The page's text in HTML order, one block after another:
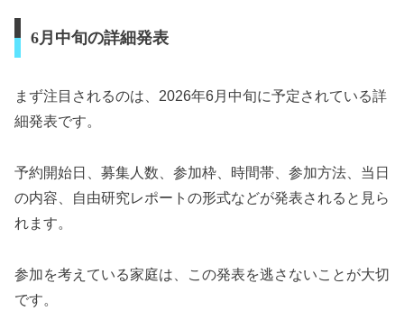
6月中旬の詳細発表
まず注目されるのは、2026年6月中旬に予定されている詳
細発表です。
予約開始日、募集人数、参加枠、時間帯、参加方法、当日
の内容、自由研究レポートの形式などが発表されると見ら
れます。
参加を考えている家庭は、この発表を逃さないことが大切
です。